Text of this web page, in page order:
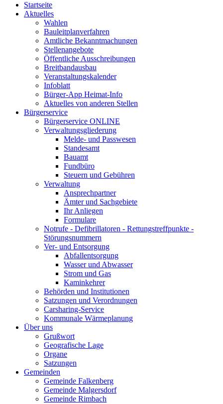
Startseite
Aktuelles
Wahlen
Bauleitplanverfahren
Amtliche Bekanntmachungen
Stellenangebote
Öffentliche Ausschreibungen
Breitbandausbau
Veranstaltungskalender
Infoblatt
Bürger-App Heimat-Info
Aktuelles von anderen Stellen
Bürgerservice
Bürgerservice ONLINE
Verwaltungsgliederung
Melde- und Passwesen
Standesamt
Bauamt
Fundbüro
Steuern und Gebühren
Verwaltung
Ansprechpartner
Ämter und Sachgebiete
Ihr Anliegen
Formulare
Notrufe - Defibrillatoren - Rettungstreffpunkte -
Störungsnummern
Ver- und Entsorgung
Abfallentsorgung
Wasser und Abwasser
Strom und Gas
Kaminkehrer
Behörden und Institutionen
Satzungen und Verordnungen
Carsharing-Service
Kommunale Wärmeplanung
Über uns
Grußwort
Geografische Lage
Organe
Satzungen
Gemeinden
Gemeinde Falkenberg
Gemeinde Malgersdorf
Gemeinde Rimbach